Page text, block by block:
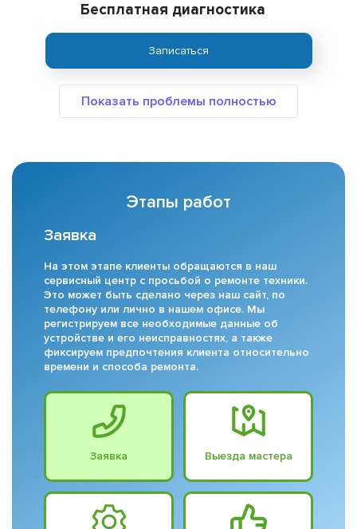
Бесплатная диагностика
Записаться
Этапы работ
Заявка
На этом этапе клиенты обращаются в наш
сервисный центр с просьбой о ремонте техники.
Это может быть сделано через наш сайт, по
телефону или лично в нашем офисе. Мы
регистрируем все необходимые данные об
устройстве и его неисправностях, а также
фиксируем предпочтения клиента относительно
времени и способа ремонта.
Заявка Выезда мастера